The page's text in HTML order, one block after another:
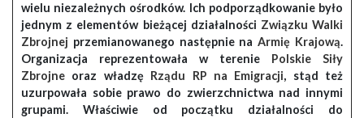
wielu niezależnych ośrodków. Ich podporządkowanie było
jednym z elementów bieżącej działalności Związku Walki
Zbrojnej przemianowanego następnie naArmię Krajową.
Organizacja reprezentowała w terenie Polskie Siły
Zbrojne oraz władzę Rządu RP na Emigracji, stąd też
uzurpowała sobie prawo do zwierzchnictwa nad innymi
grupami. Właściwie od początku działalności do